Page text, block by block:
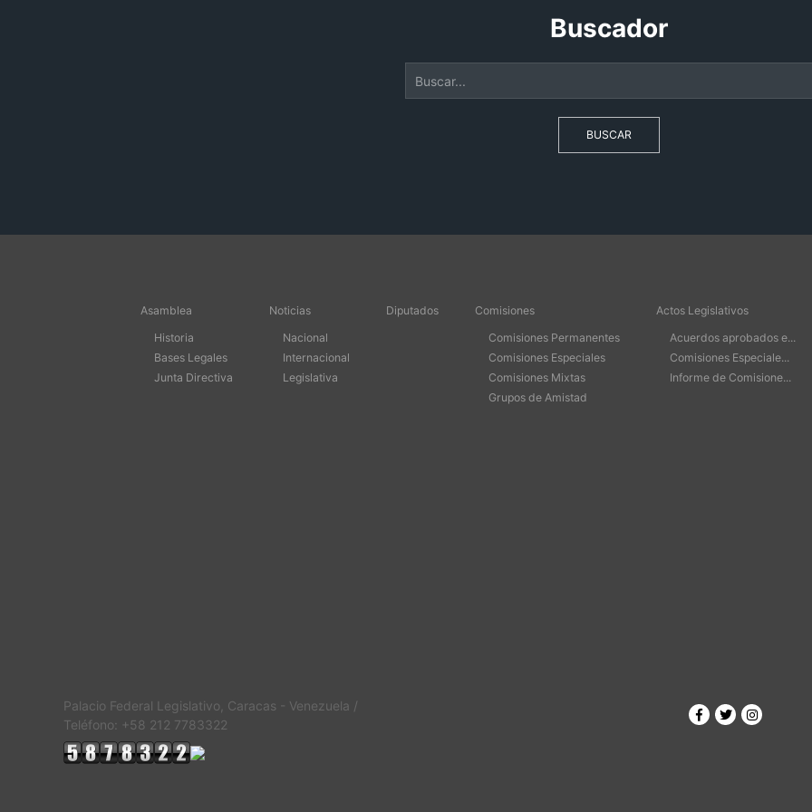
Buscador
BUSCAR
Asamblea
Historia
Bases Legales
Junta Directiva
Noticias
Nacional
Internacional
Legislativa
Diputados
Comisiones
Comisiones Permanentes
Comisiones Especiales
Comisiones Mixtas
Grupos de Amistad
Actos Legislativos
Acuerdos aprobados e...
Comisiones Especiale...
Informe de Comisione...
Palacio Federal Legislativo, Caracas - Venezuela /
Teléfono: +58 212 7783322